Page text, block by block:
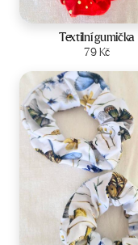
Textilní gumička
79Kč
Zobrazit produkt